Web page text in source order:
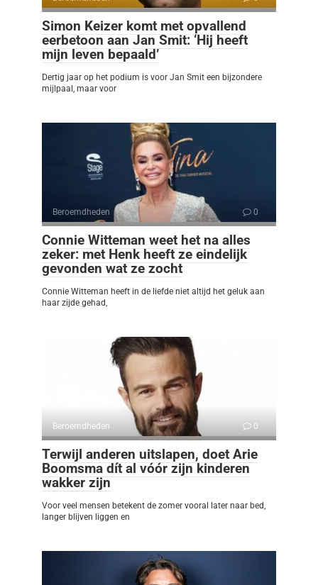
Simon Keizer komt met opvallend
eerbetoon aan Jan Smit: ‘Hij heeft
mijn leven bepaald’
Dertig jaar op het podium is voor Jan Smit een bijzondere
mijlpaal, maar voor
Beroemdheden 0
Connie Witteman weet het na alles
zeker: met Henk heeft ze eindelijk
gevonden wat ze zocht
Connie Witteman heeft in de liefde niet altijd het geluk aan
haar zijde gehad,
Beroemdheden 0
Terwijl anderen uitslapen, doet Arie
Boomsma dít al vóór zijn kinderen
wakker zijn
Voor veel mensen betekent de zomer vooral later naar bed,
langer blijven liggen en